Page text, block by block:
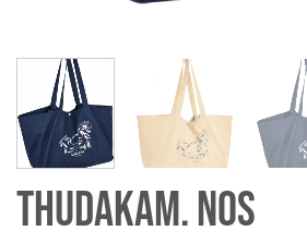
ThudakaM. NOS